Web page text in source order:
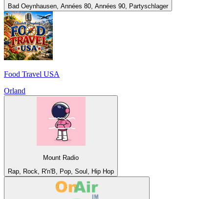
Bad Oeynhausen, Années 80, Années 90, Partyschlager
Food Travel USA
Orland
Mount Radio
Rap, Rock, R'n'B, Pop, Soul, Hip Hop